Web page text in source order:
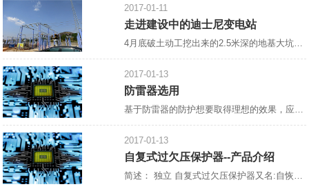
2017-01-11
走进建设中的迪士尼变电站
2017-01-13
防雷器选用
2017-01-13
自复式过欠压保护器--产品介绍